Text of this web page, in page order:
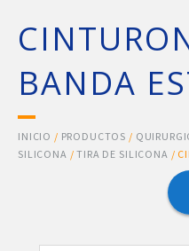
BANDA
INICIO / PRODUCTOS /
SILICONA /TIRA DE SILICONA /